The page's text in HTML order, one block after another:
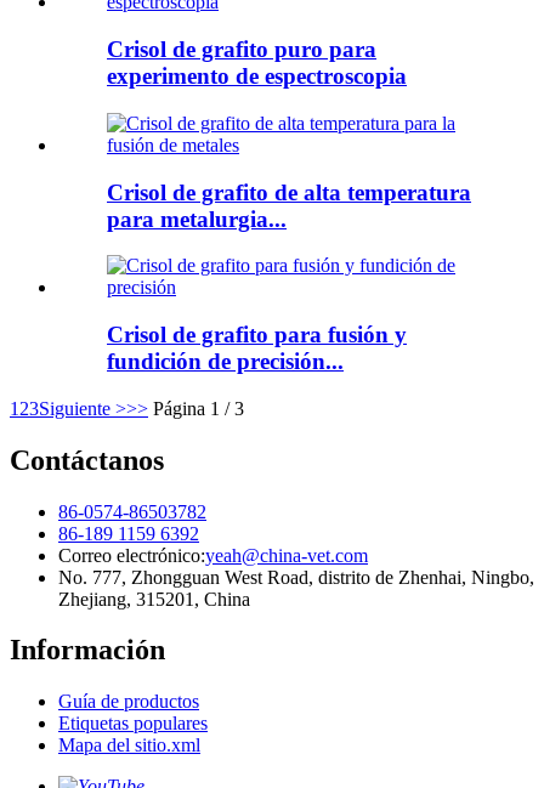
Crisol de grafito puro para
experimento de espectroscopia
Crisol de grafito de alta temperatura
para metalurgia...
Crisol de grafito para fusión y
fundición de precisión...
1 23Siguiente >>> Página 1 / 3
Contáctanos
86-0574-86503782
86-189 1159 6392
Correo electrónico:yeah@china-vet.com
No. 777, Zhongguan West Road, distrito de Zhenhai, Ningbo,
Zhejiang, 315201, China
Información
Guía de productos
Etiquetas populares
Mapa del sitio.xml